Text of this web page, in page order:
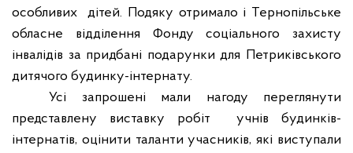
особливих
дітей. Подяку отримало і Тернопільське
обласне відділення Фонду соціального захисту
інвалідів за придбані подарунки для Петриківського
дитячого будинку-інтернату.
Усі запрошені мали нагоду переглянути
представлену виставку робіт
учнів будинків-
інтернатів, оцінити таланти учасників, які виступали